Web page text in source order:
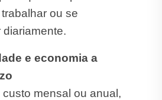
ou se
diariamente.
e economia a
mensal ou anual,